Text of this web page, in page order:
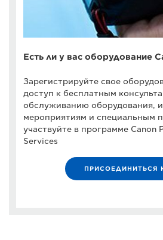
Есть ли у вас оборудование
Зарегистрируйте свое
доступ к бесплатным
обслуживанию оборудования,
мероприятиям и специальным
участвуйте в программе Canon
Services
ПРИСОЕДИНИТЬСЯ К